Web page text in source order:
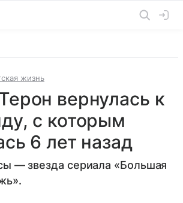
жизнь
вернулась к
с которым
6 лет назад
— звезда сериала «Большая